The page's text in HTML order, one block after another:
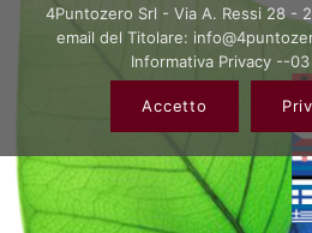
4Puntozero Srl - Via A. Ressi 28 -
email del Titolare:
Informativa Privacy --
Accetto